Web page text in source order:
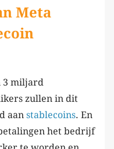
Meta
3 miljard
zullen in dit
aan stablecoins. En
het bedrijf